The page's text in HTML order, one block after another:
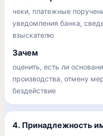
чеки, платежные
уведомления банка,
взыскателю
Зачем
оценить, есть ли
производства, отмену
бездействие
4. Принадлежность